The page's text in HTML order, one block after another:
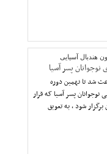
هندبال آسیایی
نوجوانان پسر آسیا
شد تا نهمین دوره
نوجوانان پسر آسیا که قرار
شود ، به تعویق